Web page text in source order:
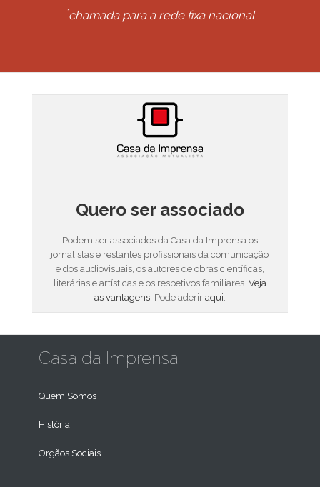
*chamada para a rede fixa nacional
Quero ser associado
Podem ser associados da Casa da Imprensa os
jornalistas e restantes profissionais da comunicação
e dos audiovisuais, os autores de obras científicas,
literárias e artísticas e os respetivos familiares. Veja
as vantagens. Pode aderir aqui.
Casa da Imprensa
Quem Somos
História
Orgãos Sociais